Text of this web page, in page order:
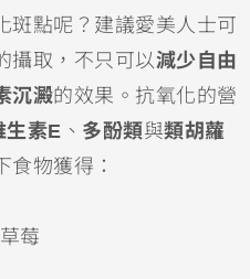
斑點呢？建議愛美人士可
攝取，不只可以減少自由
沉澱的效果。抗氧化的營
生素E 、 多酚類與類胡蘿
食物獲得：
莓